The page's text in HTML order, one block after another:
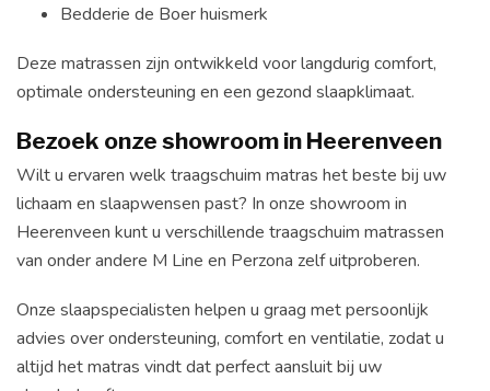
Bedderie de Boer huismerk
Deze matrassen zijn ontwikkeld voor langdurig comfort,
optimale ondersteuning en een gezond slaapklimaat.
Bezoek onze showroom in Heerenveen
Wilt u ervaren welk traagschuim matras het beste bij uw
lichaam en slaapwensen past? In onze showroom in
Heerenveen kunt u verschillende traagschuim matrassen
van onder andere M Line en Perzona zelf uitproberen.
Onze slaapspecialisten helpen u graag met persoonlijk
advies over ondersteuning, comfort en ventilatie, zodat u
altijd het matras vindt dat perfect aansluit bij uw